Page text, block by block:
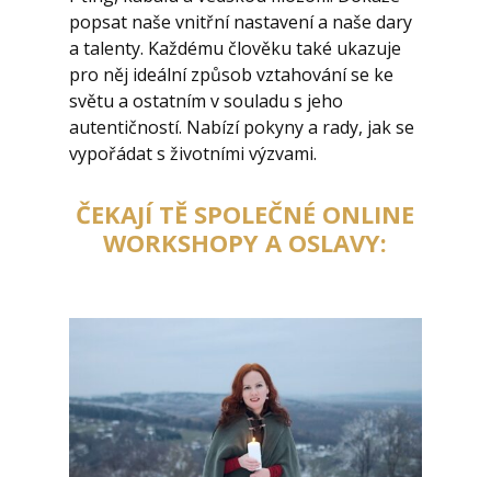
popsat naše vnitřní nastavení a naše dary
a talenty. Každému člověku také ukazuje
pro něj ideální způsob vztahování se ke
světu a ostatním v souladu s jeho
autentičností. Nabízí pokyny a rady, jak se
vypořádat s životními výzvami.
ČEKAJÍ TĚ SPOLEČNÉ ONLINE
WORKSHOPY A OSLAVY: